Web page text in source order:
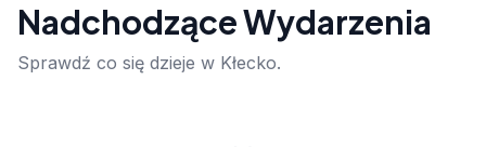
Nadchodzące Wydarzenia
Sprawdź co się dzieje w Kłecko.